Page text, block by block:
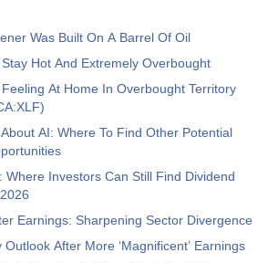
Was Built On A Barrel Of Oil
Hot And Extremely Overbought
At Home In Overbought Territory
AI: Where To Find Other Potential
Where Investors Can Still Find Dividend
Earnings: Sharpening Sector Divergence
Outlook After More ‘Magnificent’ Earnings